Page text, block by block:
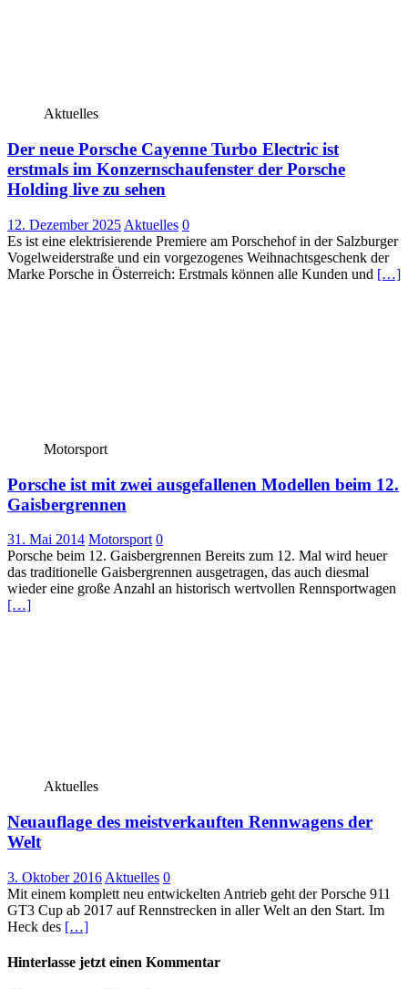
Aktuelles
Der neue Porsche Cayenne Turbo Electric ist
erstmals im Konzernschaufenster der Porsche
Holding live zu sehen
12. Dezember 2025 Aktuelles 0
Es ist eine elektrisierende Premiere am Porschehof in der Salzburger
Vogelweiderstraße und ein vorgezogenes Weihnachtsgeschenk der
Marke Porsche in Österreich: Erstmals können alle Kunden und […]
Motorsport
Porsche ist mit zwei ausgefallenen Modellen beim 12.
Gaisbergrennen
31. Mai 2014 Motorsport 0
Porsche beim 12. Gaisbergrennen Bereits zum 12. Mal wird heuer
das traditionelle Gaisbergrennen ausgetragen, das auch diesmal
wieder eine große Anzahl an historisch wertvollen Rennsportwagen
[…]
Aktuelles
Neuauflage des meistverkauften Rennwagens der
Welt
3. Oktober 2016 Aktuelles 0
Mit einem komplett neu entwickelten Antrieb geht der Porsche 911
GT3 Cup ab 2017 auf Rennstrecken in aller Welt an den Start. Im
Heck des […]
Hinterlasse jetzt einen Kommentar